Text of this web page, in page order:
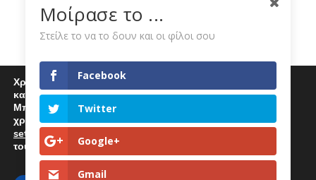
Η Vodafone θα καταβάλει στη ΔΕΗ 130 εκατ. -
Kathimerini
ECO NEWS BY ΔΕΗ - Skai.gr
Μυτιληναίος: Τα μηνύματα και τα... fingers crossed-
Τσίπρας: Οι ανεξάρτητοι και το χαμηλό μονοψήφιο-
Tips για ΔΕΗ, ΚΥΠΡ - Euro2day
ECO NEWS BY ΔΕΗ - Skai.gr
Χρησιμοποιούμε cookies για να σας προσφέρουμε μία
καλύτερη εμπειρία περιήγησης στον ιστότοπό μας.
Μπορείτε να μάθετε περισσότερα για τα cookies που
χρησιμοποιούμε
settings.
Επιλέγοντας "Αποδοχή" αποδέχεστε την χρήση
τους.
Μοίρασε το ...
Στείλε το να το δουν και οι φίλοι σου
Facebook
Twitter
Google+
Gmail